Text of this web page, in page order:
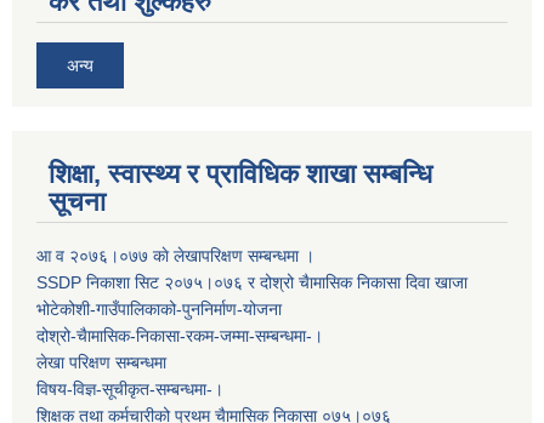
अन्य
शिक्षा, स्वास्थ्य र प्राविधिक शाखा सम्बन्धि
सूचना
आ व २०७६।०७७ काे लेखापरिक्षण सम्बन्धमा ।
SSDP निकाशा सिट २०७५।०७६ र दोश्रो चैामासिक निकासा दिवा खाजा
भोटेकोशी-गाउँपालिकाको-पुननिर्माण-योजना
दोश्रो-चैामासिक-निकासा-रकम-जम्मा-सम्बन्धमा-।
लेखा परिक्षण सम्बन्धमा
विषय-विज्ञ-सूचीकृत-सम्बन्धमा-।
शिक्षक तथा कर्मचारीको प्रथम च‌ैामासिक निकासा ०७५।०७६